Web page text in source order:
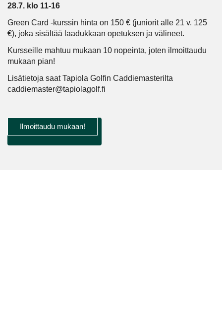
28.7. klo 11-16
Green Card -kurssin hinta on 150 € (juniorit alle 21 v. 125
€), joka sisältää laadukkaan opetuksen ja välineet.
Kursseille mahtuu mukaan 10 nopeinta, joten ilmoittaudu
mukaan pian!
Lisätietoja saat Tapiola Golfin Caddiemasterilta
caddiemaster@tapiolagolf.fi
Ilmoittaudu mukaan!